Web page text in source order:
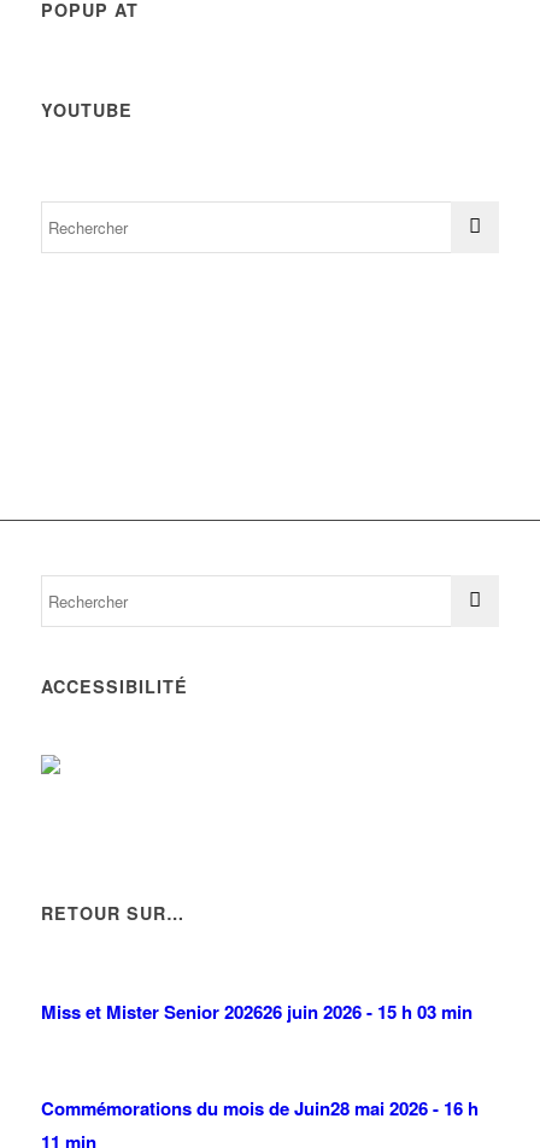
POPUP AT
YOUTUBE
ACCESSIBILITÉ
RETOUR SUR…
Miss et Mister Senior 202626 juin 2026 - 15 h 03 min
Commémorations du mois de Juin28 mai 2026 - 16 h
11 min